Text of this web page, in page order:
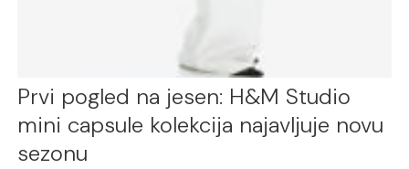
Prvi pogled na jesen: H&M Studio
mini capsule kolekcija najavljuje novu
sezonu